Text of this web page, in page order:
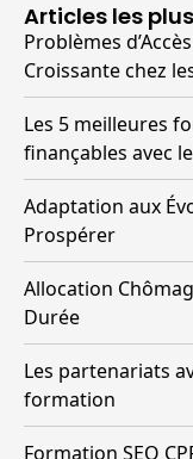
Articles les
Problèmes
Croissante chez
Les 5 meilleures
finançables avec le
Adaptation aux
Prospérer
Allocation
Durée
Les partenariats
formation
Formation SEO